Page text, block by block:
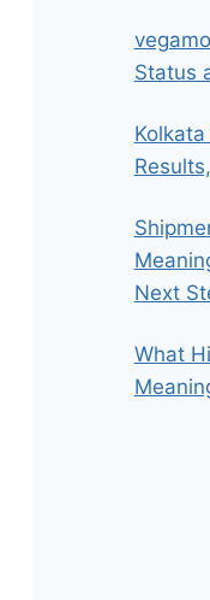
Status
Next
What